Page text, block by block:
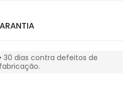
• 30 dias contra defeitos de
fabricação.